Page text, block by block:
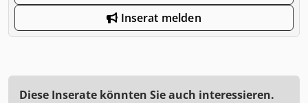
Inserat melden
Diese Inserate könnten Sie auch interessieren.